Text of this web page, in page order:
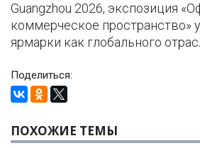
Guangzhou 2026, экспозиция
коммерческое пространство»
ярмарки как глобального
Поделиться:
ПОХОЖИЕ ТЕМЫ